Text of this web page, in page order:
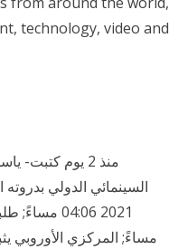
technology, video and
منذ 2 يوم